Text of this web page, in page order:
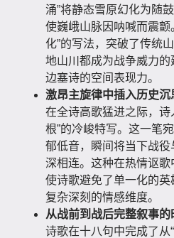
涌”将静态雪原幻化为随
使巍峨山脉因呐喊而震颤
化”的写法，突破了传统
地山川都成为战争威力
边塞诗的空间表现力。
激昂主旋律中插入历史沉
在全诗高歌猛进之际，诗
根”的冷峻特写。这一笔
郁低音，瞬间将当下战
深相连。这种在热情讴歌
使诗歌避免了单一化的
复杂深刻的情感维度。
从战前到战后完整叙事
诗歌在十八句中完成了从